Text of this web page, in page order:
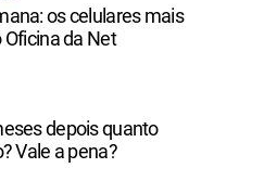
os celulares mais
da Net
depois quanto
Vale a pena?